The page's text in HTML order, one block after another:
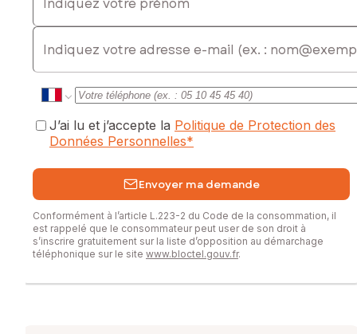
E-mail
J’ai lu et j’accepte la Politique de Protection des
Données Personnelles*
Envoyer ma demande
Conformément à l’article L.223-2 du Code de la consommation, il
est rappelé que le consommateur peut user de son droit à
s’inscrire gratuitement sur la liste d’opposition au démarchage
téléphonique sur le site www.bloctel.gouv.fr.